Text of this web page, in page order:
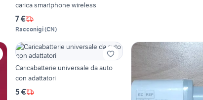
carica smartphone wireless
7 €
Racconigi(CN)
Caricabatterie universale da auto
con adattatori
5 €